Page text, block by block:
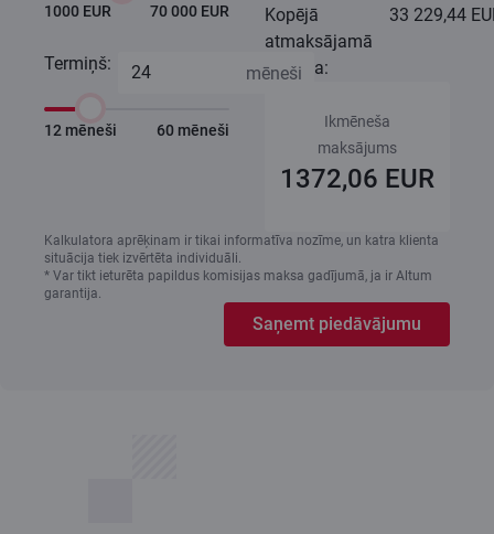
1000 EUR 70 000 EUR
Termiņš:
12 mēneši 60 mēneši
Kopējā
atmaksājamā
summa:
33 229,44
Ikmēneša
maksājums
1372,06 EUR
Kalkulatora aprēķinam ir tikai informatīva nozīme, un katra klienta
situācija tiek izvērtēta individuāli.
* Var tikt ieturēta papildus komisijas maksa gadījumā, ja ir Altum
garantija.
Saņemt piedāvājumu